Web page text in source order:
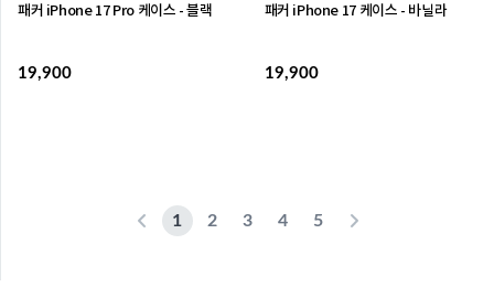
패커 iPhone 17 Pro 케이스 - 블랙
19,900
패커 iPhone 17 케이스 - 바닐라
19,900
1 2 3 4 5